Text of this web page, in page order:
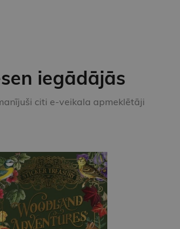
iegādājās
citi e-veikala apmeklētāji